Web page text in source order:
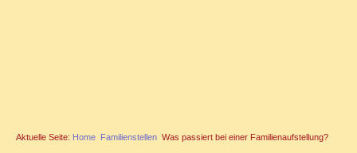
FAMILIENSTELLEN
Aktuelle Seite: Home Familienstellen Was passiert bei einer Familienaufstellung?